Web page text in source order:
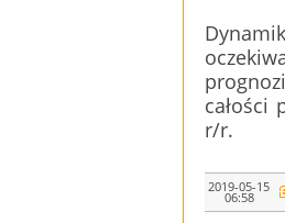
całości
r/r.
2019-05-15
06:58